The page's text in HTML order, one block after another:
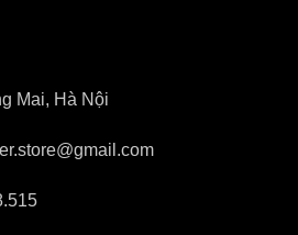
Mai, Hà Nội